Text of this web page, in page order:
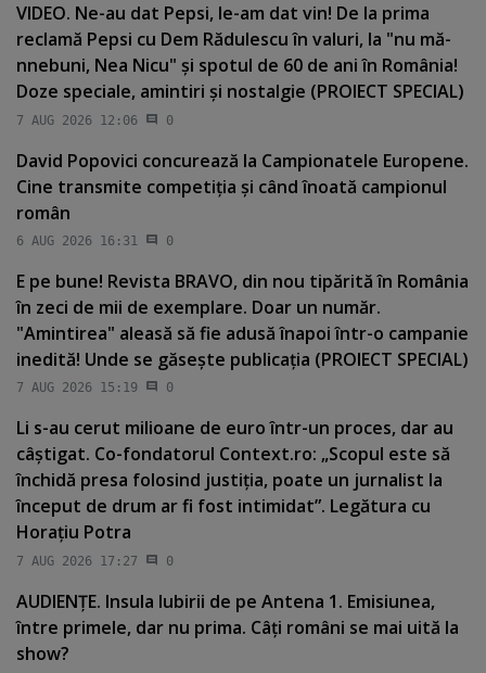
VIDEO. Ne-au dat Pepsi, le-am dat vin! De la prima
reclamă Pepsi cu Dem Rădulescu în valuri, la "nu mă-
nnebuni, Nea Nicu" şi spotul de 60 de ani în România!
Doze speciale, amintiri şi nostalgie (PROIECT SPECIAL)
7 AUG 2026 12:06 0
David Popovici concurează la Campionatele Europene.
Cine transmite competiţia şi când înoată campionul
român
6 AUG 2026 16:31 0
E pe bune! Revista BRAVO, din nou tipărită în România
în zeci de mii de exemplare. Doar un număr.
"Amintirea" aleasă să fie adusă înapoi într-o campanie
inedită! Unde se găseşte publicaţia (PROIECT SPECIAL)
7 AUG 2026 15:19 0
Li s-au cerut milioane de euro într-un proces, dar au
câştigat. Co-fondatorul Context.ro: „Scopul este să
închidă presa folosind justiţia, poate un jurnalist la
început de drum ar fi fost intimidat”. Legătura cu
Horaţiu Potra
7 AUG 2026 17:27 0
AUDIENŢE. Insula Iubirii de pe Antena 1. Emisiunea,
între primele, dar nu prima. Câţi români se mai uită la
show?